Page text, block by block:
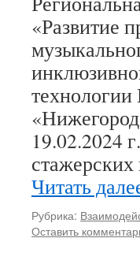
«Развитие
19.02.2024
Читать
Рубрика:
Оставить